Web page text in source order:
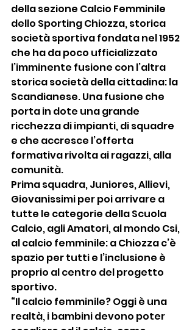
della sezione Calcio Femminile
dello Sporting Chiozza, storica
società sportiva fondata nel 1952
che ha da poco ufficializzato
l’imminente fusione con l’altra
storica società della cittadina: la
Scandianese. Una fusione che
porta in dote una grande
ricchezza di impianti, di squadre
e che accresce l’offerta
formativa rivolta ai ragazzi, alla
comunità.
Prima squadra, Juniores, Allievi,
Giovanissimi per poi arrivare a
tutte le categorie della Scuola
Calcio, agli Amatori, al mondo Csi,
al calcio femminile: a Chiozza c’è
spazio per tutti e l’inclusione è
proprio al centro del progetto
sportivo.
“Il calcio femminile? Oggi è una
realtà, i bambini devono poter